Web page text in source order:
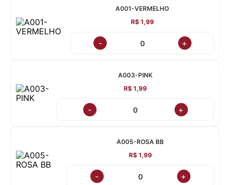
A001-VERMELHO
R$ 1,99
- +
A003-PINK
R$ 1,99
- +
A005-ROSA BB
R$ 1,99
- +